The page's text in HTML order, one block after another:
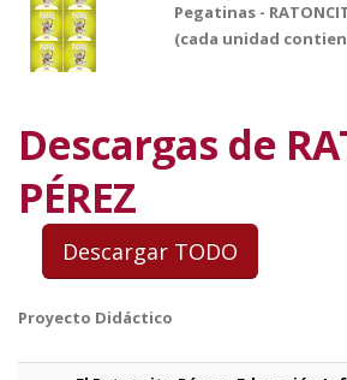
Pegatinas -
(cada unidad
Descargas de
PÉREZ
Proyecto Didáctico